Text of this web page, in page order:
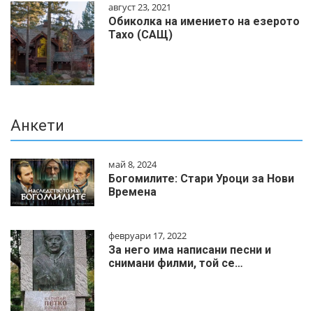
август 23, 2021
Обиколка на имението на езерото
Тахо (САЩ)
Анкети
май 8, 2024
Богомилите: Стари Уроци за Нови
Времена
февруари 17, 2022
За него има написани песни и
снимани филми, той се…